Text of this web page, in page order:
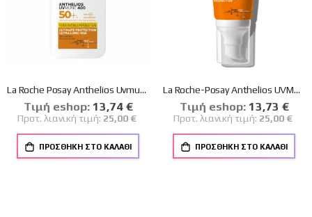
La Roche Posay Anthelios Uvmune 400 Invisible Fluid SPF50+ Αντηλιακό Γαλάκτωμα Προσώπου Λεπτόρρευστης Υφής Χωρίς Άρωμα 50ml
Tιμή eshop: Ειδική
Τιμή
13,74 €
Προτ. λιανική τιμή: 25,00 €
ΠΡΟΣΘΉΚΗ ΣΤΟ ΚΑΛΆΘΙ
La Roche-Posay Anthelios UVMUNE 400 Oil Control Gel Cream SPF50+ Αντηλιακή Κρέμα Προσώπου για Ματ Αποτέλεσμα 50ml
Tιμή eshop: Ειδική
Τιμή
13,73 €
Προτ. λιανική τιμή: 25,00 €
ΠΡΟΣΘΉΚΗ ΣΤΟ ΚΑΛΆΘΙ